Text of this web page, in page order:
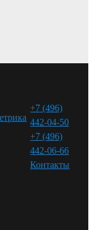
+7 (496)
442-04-50
+7 (496)
442-06-66
Контакты⁠